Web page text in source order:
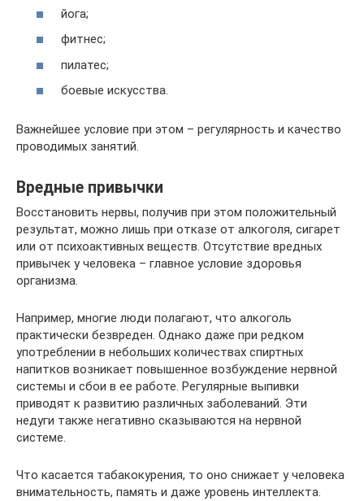
йога;
фитнес;
пилатес;
боевые искусства.
Важнейшее условие при этом – регулярность и качество
проводимых занятий.
Вредные привычки
Восстановить нервы, получив при этом положительный
результат, можно лишь при отказе от алкоголя, сигарет
или от психоактивных веществ. Отсутствие вредных
привычек у человека – главное условие здоровья
организма.
Например, многие люди полагают, что алкоголь
практически безвреден. Однако даже при редком
употреблении в небольших количествах спиртных
напитков возникает повышенное возбуждение нервной
системы и сбои в ее работе. Регулярные выпивки
приводят к развитию различных заболеваний. Эти
недуги также негативно сказываются на нервной
системе.
Что касается табакокурения, то оно снижает у человека
внимательность, память и даже уровень интеллекта.